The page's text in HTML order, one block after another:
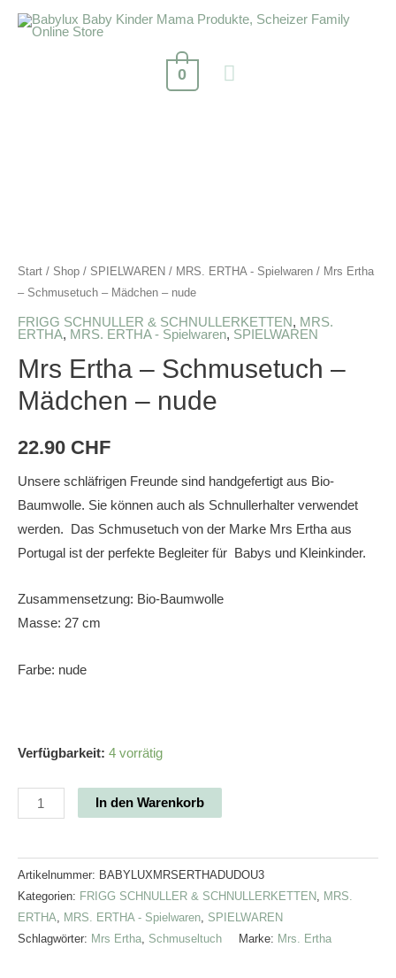
0
Start / Shop / SPIELWAREN / MRS. ERTHA - Spielwaren / Mrs Ertha
– Schmusetuch – Mädchen – nude
FRIGG SCHNULLER & SCHNULLERKETTEN, MRS.
ERTHA, MRS. ERTHA - Spielwaren, SPIELWAREN
Mrs Ertha – Schmusetuch –
Mädchen – nude
22.90 CHF
Unsere schläfrigen Freunde sind handgefertigt aus Bio-
Baumwolle. Sie können auch als Schnullerhalter verwendet
werden. Das Schmusetuch von der Marke Mrs Ertha aus
Portugal ist der perfekte Begleiter für Babys und Kleinkinder.
Zusammensetzung: Bio-Baumwolle
Masse: 27 cm
Farbe: nude
Verfügbarkeit: 4 vorrätig
In den Warenkorb
Artikelnummer: BABYLUXMRSERTHADUDOU3
Kategorien: FRIGG SCHNULLER & SCHNULLERKETTEN MRS.
ERTHA
MRS. ERTHA - Spielwaren SPIELWAREN
Schlagwörter: Mrs Ertha Schmuseltuch Marke: Mrs. Ertha